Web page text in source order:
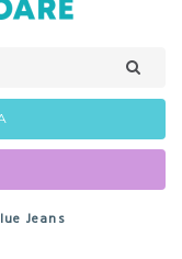
Jeans